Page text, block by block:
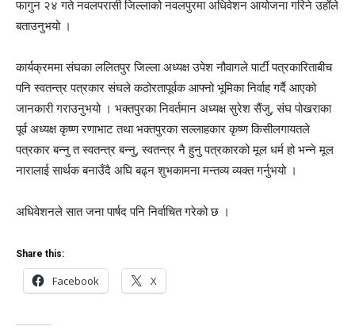
फागुन २४ गते नवलपरासी जिल्लाको नवलपुरमा अधिवेशन आयोजना गरिने उहाँले
बताउनुभयो ।
कार्यक्रममा संघका ललितपुर जिल्ला अध्यक्ष उपेश नौवागले पार्टी पत्रकारिताबीच
पनि स्वतन्त्र पत्रकार संघले कठोरतापूर्वक आफ्नो भूमिका निर्वाह गर्दै आएको
जानकारी गराउनुभयो । भक्तपुरका निवर्तमान अध्यक्ष सुरेश सैंजु, संघ पोखराका
पूर्व अध्यक्ष कृष्ण रणाभाट तथा भक्तपुरका सल्लाहकार कृष्ण किसीलगायतले
पत्रकार बन्नु त स्वतन्त्र बन्नु, स्वतन्त्र नै हुनु पत्रकारको मूल धर्म हो भन्ने मूल
नारालाई सार्थक बनाउँदै अघि बढ्न शुभकामना मन्तव्य व्यक्त गर्नुभयो ।
अधिवेशनले सात जना पार्षद पनि निर्वाचित गरेको छ ।
Share this:
Facebook X